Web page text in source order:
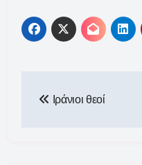
άρθρων
Ιράνιοι θεοί